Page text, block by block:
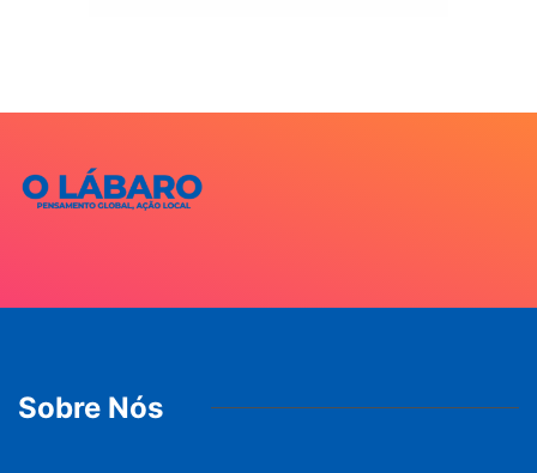
Sobre Nós